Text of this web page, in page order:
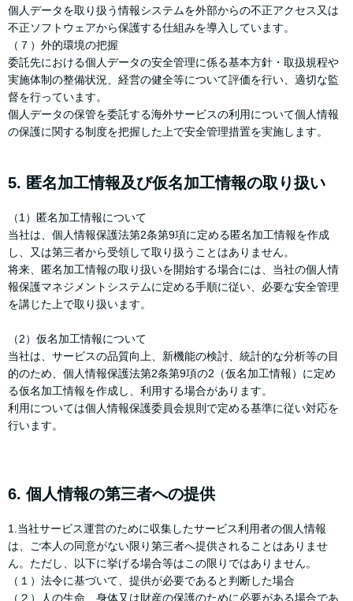
個人データを取り扱う情報システムを外部からの不正アクセス又は
不正ソフトウェアから保護する仕組みを導入しています。
（７）外的環境の把握
委託先における個人データの安全管理に係る基本方針・取扱規程や
実施体制の整備状況、経営の健全等について評価を行い、適切な監
督を行っています。
個人データの保管を委託する海外サービスの利用について個人情報
の保護に関する制度を把握した上で安全管理措置を実施します。
5. 匿名加工情報及び仮名加工情報の取り扱い
（1）匿名加工情報について
当社は、個人情報保護法第2条第9項に定める匿名加工情報を作成
し、又は第三者から受領して取り扱うことはありません。
将来、匿名加工情報の取り扱いを開始する場合には、当社の個人情
報保護マネジメントシステムに定める手順に従い、必要な安全管理
を講じた上で取り扱います。
（2）仮名加工情報について
当社は、サービスの品質向上、新機能の検討、統計的な分析等の目
的のため、個人情報保護法第2条第9項の2（仮名加工情報）に定め
る仮名加工情報を作成し、利用する場合があります。
利用については個人情報保護委員会規則で定める基準に従い対応を
行います。
6. 個人情報の第三者への提供
1.当社サービス運営のために収集したサービス利用者の個人情報
は、ご本人の同意がない限り第三者へ提供されることはありませ
ん。ただし、以下に挙げる場合等はこの限りではありません。
（１）法令に基づいて、提供が必要であると判断した場合
（２）人の生命、身体又は財産の保護のために必要がある場合であ